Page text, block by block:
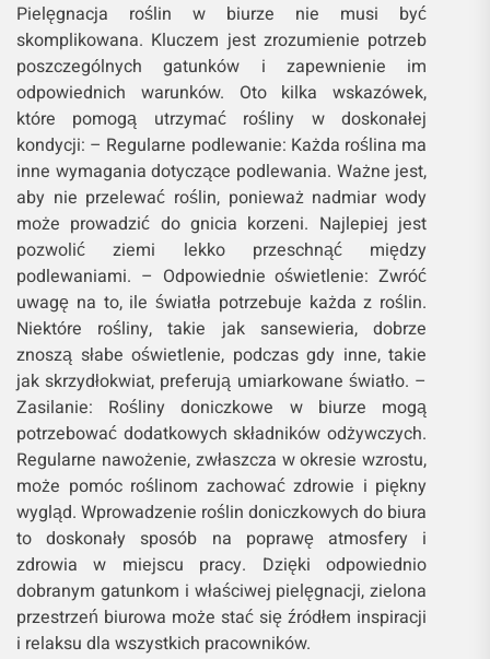
Pielęgnacja roślin w biurze nie musi być
skomplikowana. Kluczem jest zrozumienie potrzeb
poszczególnych gatunków i zapewnienie im
odpowiednich warunków. Oto kilka wskazówek,
które pomogą utrzymać rośliny w doskonałej
kondycji: – Regularne podlewanie: Każda roślina ma
inne wymagania dotyczące podlewania. Ważne jest,
aby nie przelewać roślin, ponieważ nadmiar wody
może prowadzić do gnicia korzeni. Najlepiej jest
pozwolić ziemi lekko przeschnąć między
podlewaniami. – Odpowiednie oświetlenie: Zwróć
uwagę na to, ile światła potrzebuje każda z roślin.
Niektóre rośliny, takie jak sansewieria, dobrze
znoszą słabe oświetlenie, podczas gdy inne, takie
jak skrzydłokwiat, preferują umiarkowane światło. –
Zasilanie: Rośliny doniczkowe w biurze mogą
potrzebować dodatkowych składników odżywczych.
Regularne nawożenie, zwłaszcza w okresie wzrostu,
może pomóc roślinom zachować zdrowie i piękny
wygląd. Wprowadzenie roślin doniczkowych do biura
to doskonały sposób na poprawę atmosfery i
zdrowia w miejscu pracy. Dzięki odpowiednio
dobranym gatunkom i właściwej pielęgnacji, zielona
przestrzeń biurowa może stać się źródłem inspiracji
i relaksu dla wszystkich pracowników.